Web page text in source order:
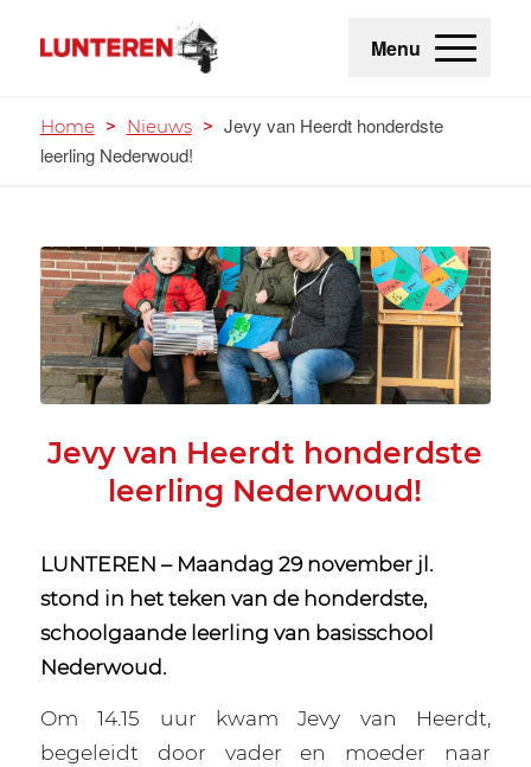
Menu
Home > Nieuws > Jevy van Heerdt honderdste
leerling Nederwoud!
Jevy van Heerdt honderdste
leerling Nederwoud!
LUNTEREN – Maandag 29 november jl.
stond in het teken van de honderdste,
schoolgaande leerling van basisschool
Nederwoud.
Om 14.15 uur kwam Jevy van Heerdt,
begeleidt door vader en moeder naar